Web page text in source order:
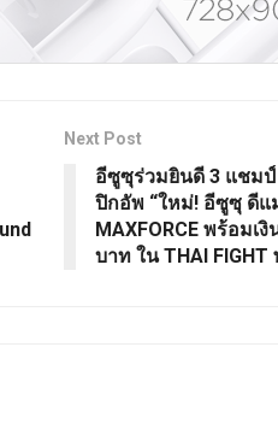
Next Post
อีซูซุร่วมยินดี 3 แชมป์
ปิกอัพ “ใหม่! อีซูซุ ดีแ
MAXFORCE พร้อมเ
บาท ใน THAI FIGHT